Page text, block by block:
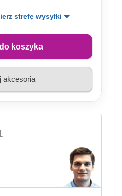
strefę wysyłki
koszyka
akcesoria